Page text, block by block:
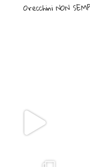
Orecchini NON